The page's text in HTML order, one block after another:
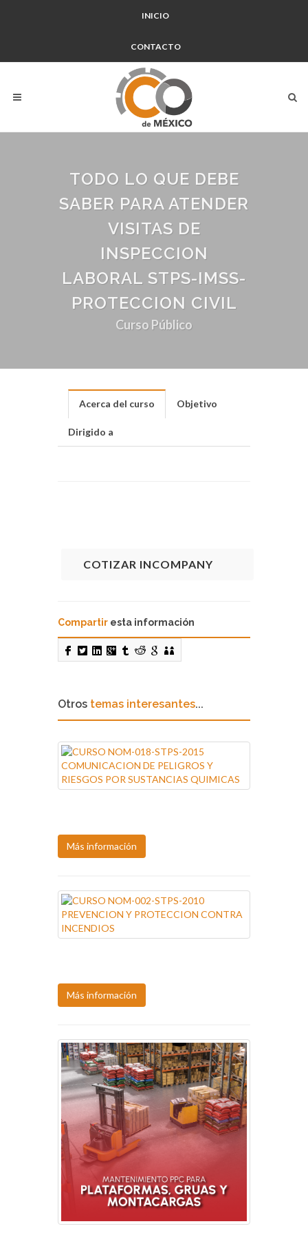
INICIO
CONTACTO
TODO LO QUE DEBE
SABER PARA ATENDER
VISITAS DE
INSPECCION
LABORAL STPS-IMSS-
PROTECCION CIVIL
Curso Público
Acerca del curso Objetivo
Dirigido a
COTIZAR INCOMPANY
Compartir esta información
Otros temas interesantes...
Más información
Más información